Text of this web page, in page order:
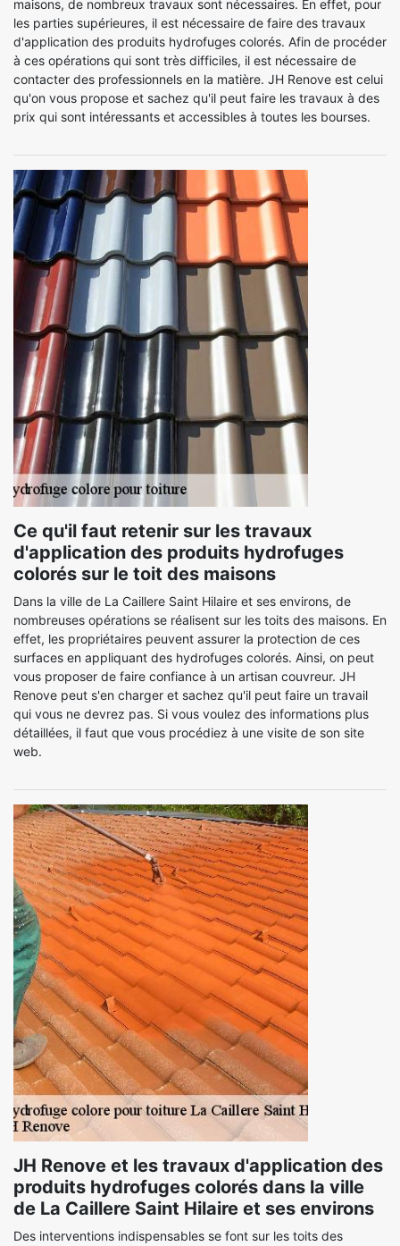
maisons, de nombreux travaux sont nécessaires. En effet, pour
les parties supérieures, il est nécessaire de faire des travaux
d'application des produits hydrofuges colorés. Afin de procéder
à ces opérations qui sont très difficiles, il est nécessaire de
contacter des professionnels en la matière. JH Renove est celui
qu'on vous propose et sachez qu'il peut faire les travaux à des
prix qui sont intéressants et accessibles à toutes les bourses.
Ce qu'il faut retenir sur les travaux
d'application des produits hydrofuges
colorés sur le toit des maisons
Dans la ville de La Caillere Saint Hilaire et ses environs, de
nombreuses opérations se réalisent sur les toits des maisons. En
effet, les propriétaires peuvent assurer la protection de ces
surfaces en appliquant des hydrofuges colorés. Ainsi, on peut
vous proposer de faire confiance à un artisan couvreur. JH
Renove peut s'en charger et sachez qu'il peut faire un travail
qui vous ne devrez pas. Si vous voulez des informations plus
détaillées, il faut que vous procédiez à une visite de son site
web.
JH Renove et les travaux d'application des
produits hydrofuges colorés dans la ville
de La Caillere Saint Hilaire et ses environs
Des interventions indispensables se font sur les toits des